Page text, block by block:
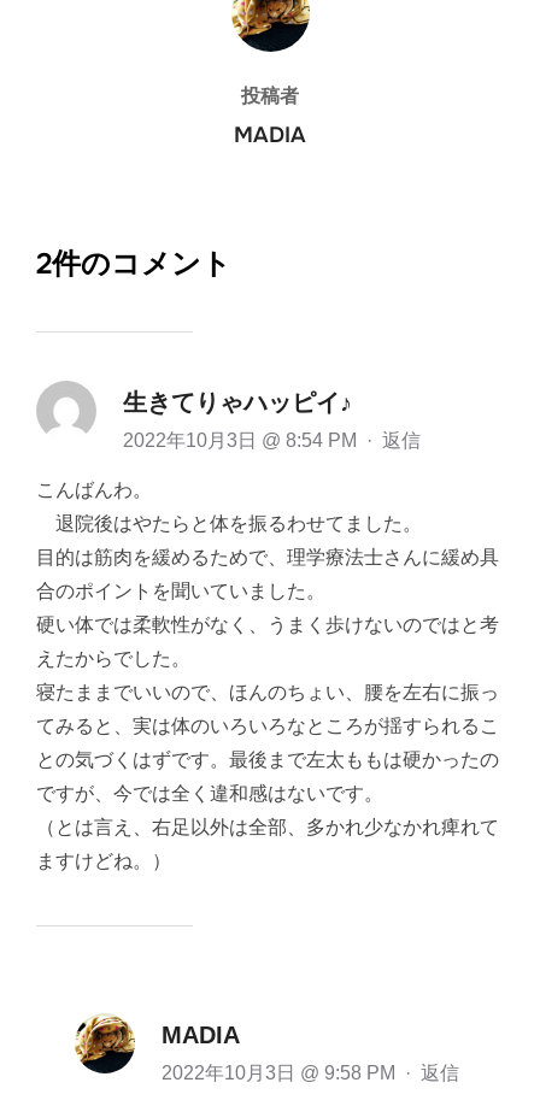
投稿者
MADIA
2件のコメント
生きてりゃハッピイ♪
2022年10月3日 @ 8:54 PM · 返信
こんばんわ。
退院後はやたらと体を振るわせてました。
目的は筋肉を緩めるためで、理学療法士さんに緩め具
合のポイントを聞いていました。
硬い体では柔軟性がなく、うまく歩けないのではと考
えたからでした。
寝たままでいいので、ほんのちょい、腰を左右に振っ
てみると、実は体のいろいろなところが揺すられるこ
との気づくはずです。最後まで左太ももは硬かったの
ですが、今では全く違和感はないです。
（とは言え、右足以外は全部、多かれ少なかれ痺れて
ますけどね。）
MADIA
2022年10月3日 @ 9:58 PM · 返信